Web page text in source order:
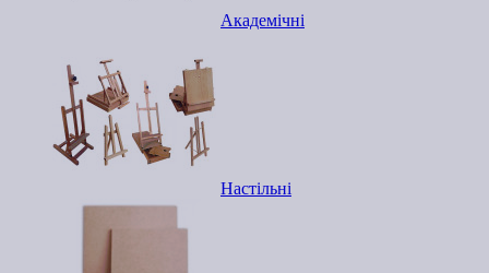
Академічні
Настільні